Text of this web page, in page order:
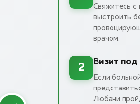
Свяжитесь с
выстроить
врачом.
2
Визит
Если
Любани